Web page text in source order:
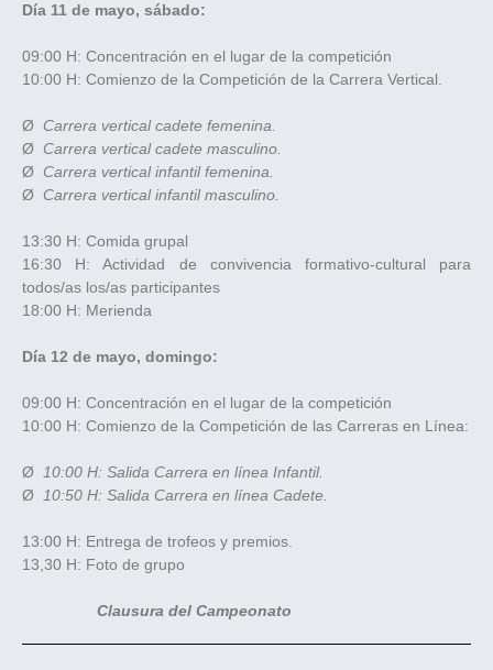
Día 11 de mayo, sábado:
09:00 H: Concentración en el lugar de la competición
10:00 H: Comienzo de la Competición de la Carrera Vertical.
Ø Carrera vertical cadete femenina.
Ø Carrera vertical cadete masculino.
Ø Carrera vertical infantil femenina.
Ø Carrera vertical infantil masculino.
13:30 H: Comida grupal
16:30 H: Actividad de convivencia formativo-cultural para
todos/as los/as participantes
18:00 H: Merienda
Día 12 de mayo, domingo:
09:00 H: Concentración en el lugar de la competición
10:00 H: Comienzo de la Competición de las Carreras en Línea:
Ø
10:00 H: Salida Carrera en línea Infantil.
Ø
10:50 H: Salida Carrera en línea Cadete.
13:00 H: Entrega de trofeos y premios.
13,30 H: Foto de grupo
Clausura del Campeonato